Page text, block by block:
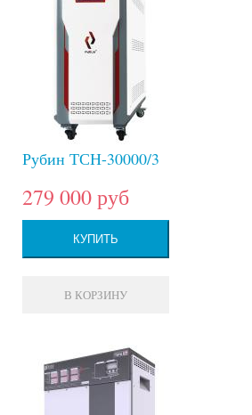
Рубин ТСН-30000/3
279 000 руб
КУПИТЬ
В КОРЗИНУ